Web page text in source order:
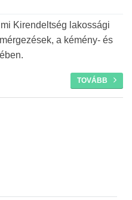
Kirendeltség lakossági
a kémény- és
TOVÁBB